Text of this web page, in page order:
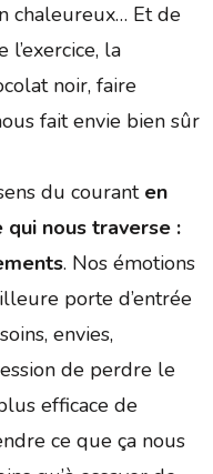
chaleureux… Et de
la
noir, faire
fait envie bien sûr
du courant en
nous traverse :
. Nos émotions
porte d’entrée
envies,
de perdre le
efficace de
ce que ça nous